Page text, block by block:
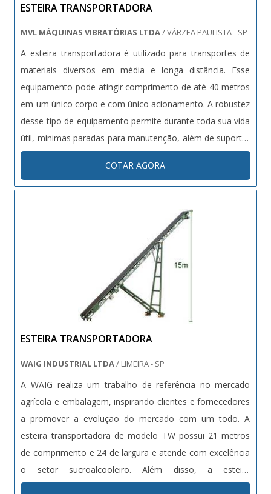
ESTEIRA TRANSPORTADORA
MVL MÁQUINAS VIBRATÓRIAS LTDA/ VÁRZEA PAULISTA - SP
A esteira transportadora é utilizado para transportes de
materiais diversos em média e longa distância. Esse
equipamento pode atingir comprimento de até 40 metros
em um único corpo e com único acionamento. A robustez
desse tipo de equipamento permite durante toda sua vida
útil, mínimas paradas para manutenção, além de suportar
oscilações de temperatura e se adequar perfeitamente a
ambientes agressivos. A forma construtiva da esteira
transportado...
COTAR AGORA
ESTEIRA TRANSPORTADORA
WAIG INDUSTRIAL LTDA/ LIMEIRA - SP
A WAIG realiza um trabalho de referência no mercado
agrícola e embalagem, inspirando clientes e fornecedores
a promover a evolução do mercado com um todo. A
esteira transportadora de modelo TW possui 21 metros
de comprimento e 24 de largura e atende com excelência
o setor sucroalcooleiro. Além disso, a esteira
transportadora tem mancais bipartidos